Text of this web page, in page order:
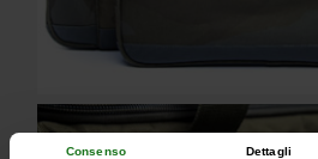
Consenso Dettagli